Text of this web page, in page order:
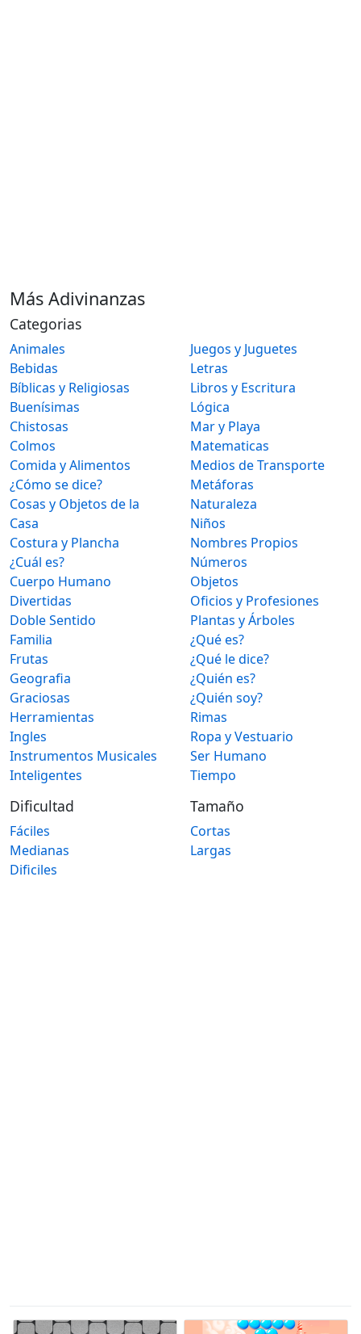
Más Adivinanzas
Categorias
Animales
Bebidas
Bíblicas y Religiosas
Buenísimas
Chistosas
Colmos
Comida y Alimentos
¿Cómo se dice?
Cosas y Objetos de la
Casa
Costura y Plancha
¿Cuál es?
Cuerpo Humano
Divertidas
Doble Sentido
Familia
Frutas
Geografia
Graciosas
Herramientas
Ingles
Instrumentos Musicales
Inteligentes
Juegos y Juguetes
Letras
Libros y Escritura
Lógica
Mar y Playa
Matematicas
Medios de Transporte
Metáforas
Naturaleza
Niños
Nombres Propios
Números
Objetos
Oficios y Profesiones
Plantas y Árboles
¿Qué es?
¿Qué le dice?
¿Quién es?
¿Quién soy?
Rimas
Ropa y Vestuario
Ser Humano
Tiempo
Dificultad
Fáciles
Medianas
Dificiles
Tamaño
Cortas
Largas